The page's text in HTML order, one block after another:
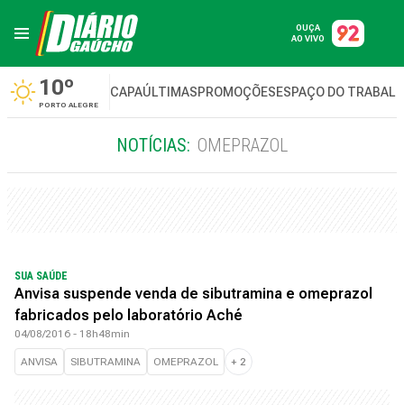
OUÇA
AO VIVO
10º
PORTO ALEGRE
CAPAÚLTIMASPROMOÇÕESESPAÇO DO
NOTÍCIAS: OMEPRAZOL
SUA SAÚDE
Anvisa suspende venda de sibutramina e omeprazol
fabricados pelo laboratório Aché
04/08/2016 - 18h48min
ANVISA SIBUTRAMINA OMEPRAZOL + 2